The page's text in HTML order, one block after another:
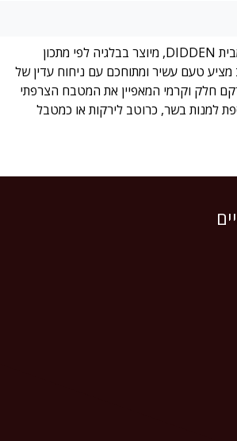
רוטב ברנייז אותנטי מבית DIDDEN, מיוצר בבלגיה לפי מתכון
מציע טעם עשיר ומתוחכם עם ניחוח עדין של
חלק וקרמי המאפיין את המטבח הצרפתי
למנות בשר, כרוטב לירקות או כמטבל